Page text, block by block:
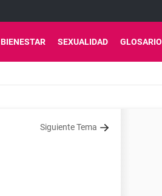
BIENESTAR SEXUALIDAD GLOSARIO
Siguiente Tema